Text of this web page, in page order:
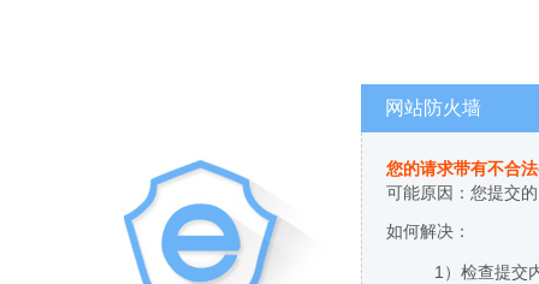
网站防火墙
您的请求带有不合
可能原因：您提交
如何解决：
1）检查提交